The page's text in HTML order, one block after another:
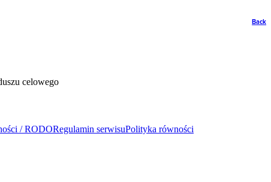
Back
celowego
/ RODORegulamin serwisuPolityka równości